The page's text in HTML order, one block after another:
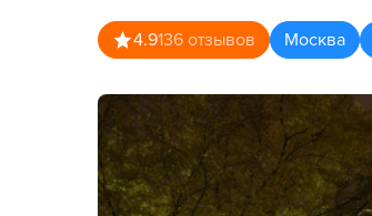
4.9136 отзывов Москва